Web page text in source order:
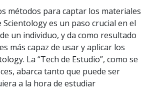
métodos para captar los materiales
es un paso crucial en el
un individuo, y da como resultado
más capaz de usar y aplicar los
La “Tech de Estudio”, como se
abarca tanto que puede ser
a la hora de estudiar